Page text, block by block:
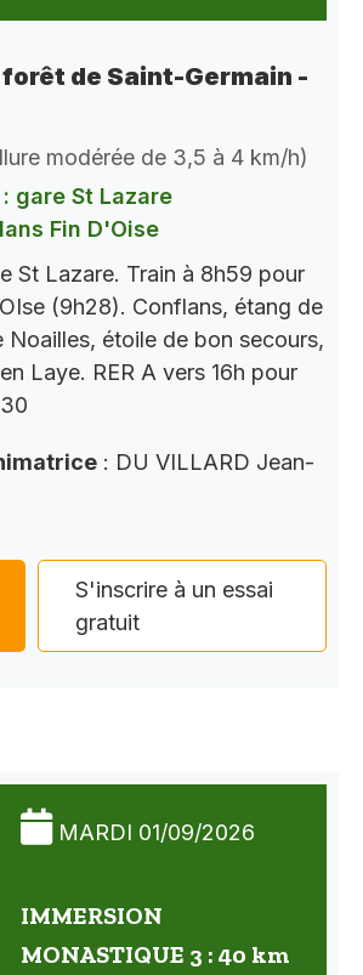
forêt de Saint-Germain -
modérée de 3,5 à 4 km/h)
gare St Lazare
Fin D'Oise
St Lazare. Train à 8h59 pour
(9h28). Conflans, étang de
Noailles, étoile de bon secours,
Laye. RER A vers 16h pour
: DU VILLARD Jean-
S'inscrire à un essai
gratuit
MARDI 01/09/2026
IMMERSION
MONASTIQUE 3 : 40 km